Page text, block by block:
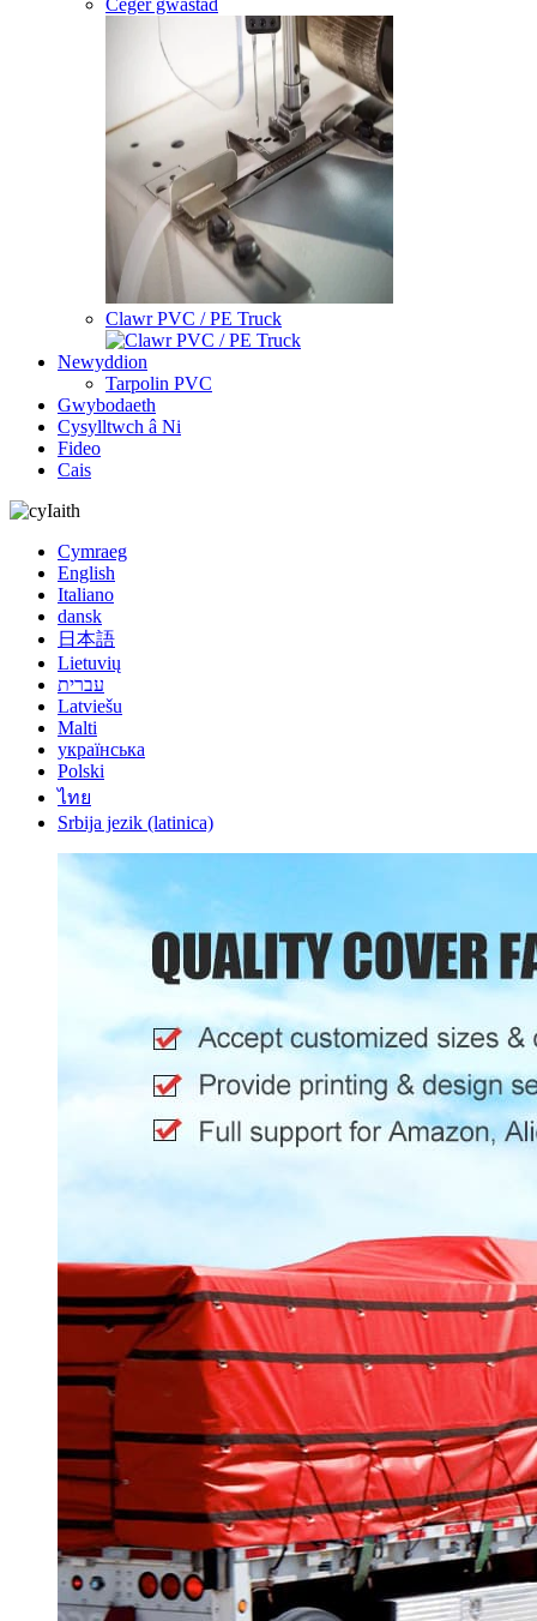
Ceger gwastad
Clawr PVC / PE Truck
Newyddion
Tarpolin PVC
Gwybodaeth
Cysylltwch â Ni
Fideo
Cais
Iaith
Cymraeg
English
Italiano
dansk
日本語
Lietuvių
עברית
Latviešu
Malti
українська
Polski
ไทย
Srbija jezik (latinica)